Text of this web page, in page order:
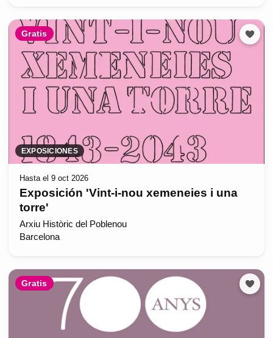
Gratis
EXPOSICIONES
Hasta el 9 oct 2026
Exposición 'Vint-i-nou xemeneies i una
torre'
Arxiu Històric del Poblenou
Barcelona
Gratis